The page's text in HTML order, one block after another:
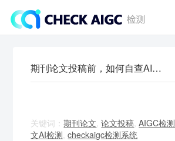
期刊论文投稿前，如何自查AI率？
关键词：期刊论文,论文投稿,AIGC检测
文AI检测,checkaigc检测系统